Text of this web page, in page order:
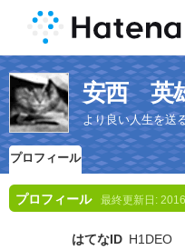
安西 英
より良い人生を送
プロフィール
プロフィール 最終更新日:
はてなID H1DEO